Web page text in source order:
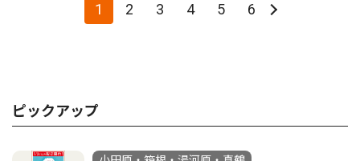
1 2 3 4 5 6
ピックアップ